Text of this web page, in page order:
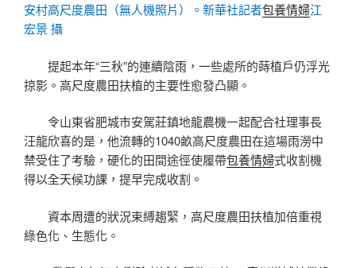
安村高尺度農田（無人機照片）。新華社記者包養情婦江
宏景 攝
提起本年“三秋”的連續陰雨，一些處所的蒔植戶仍浮光
掠影。高尺度農田扶植的主要性愈發凸顯。
令山東省肥城市安駕莊鎮地龍農機一起配合社理事長
汪龍欣喜的是，他流轉的1040畝高尺度農田在這場雨澇中
禁受住了考驗，硬化的田間途徑使履帶包養情婦式收割機
得以全天候功課，提早完成收割。
資本周遭的狀況束縛趨緊，高尺度農田扶植加倍重視
綠色化、生態化。